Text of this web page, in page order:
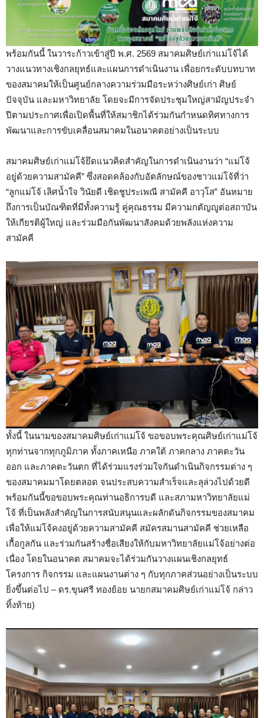
พร้อมกันนี้ ในวาระก้าวเข้าสู่ปี พ.ศ. 2569 สมาคมศิษย์เก่าแม่โจ้ได้
วางแนวทางเชิงกลยุทธ์และแผนการดำเนินงาน เพื่อยกระดับบทบาท
ของสมาคมให้เป็นศูนย์กลางความร่วมมือระหว่างศิษย์เก่า ศิษย์
ปัจจุบัน และมหาวิทยาลัย โดยจะมีการจัดประชุมใหญ่สามัญประจำ
ปีตามประกาศเพื่อเปิดพื้นที่ให้สมาชิกได้ร่วมกันกำหนดทิศทางการ
พัฒนาและการขับเคลื่อนสมาคมในอนาคตอย่างเป็นระบบ
สมาคมศิษย์เก่าแม่โจ้ยึดแนวคิดสำคัญในการดำเนินงานว่า “แม่โจ้
อยู่ด้วยความสามัคคี” ซึ่งสอดคล้องกับอัตลักษณ์ของชาวแม่โจ้ที่ว่า
“ลูกแม่โจ้ เลิศน้ำใจ วินัยดี เชิดชูประเพณี สามัคคี อาวุโส” อันหมาย
ถึงการเป็นบัณฑิตที่มีทั้งความรู้ คู่คุณธรรม มีความกตัญญูต่อสถาบัน
ให้เกียรติผู้ใหญ่ และร่วมมือกันพัฒนาสังคมด้วยพลังแห่งความ
สามัคคี
ทั้งนี้ ในนามของสมาคมศิษย์เก่าแม่โจ้ ขอขอบพระคุณศิษย์เก่าแม่โจ้
ทุกท่านจากทุกภูมิภาค ทั้งภาคเหนือ ภาคใต้ ภาคกลาง ภาคตะวัน
ออก และภาคตะวันตก ที่ได้ร่วมแรงร่วมใจกันดำเนินกิจกรรมต่าง ๆ
ของสมาคมมาโดยตลอด จนประสบความสำเร็จและลุล่วงไปด้วยดี
พร้อมกันนี้ขอขอบพระคุณท่านอธิการบดี และสภามหาวิทยาลัยแม่
โจ้ ที่เป็นพลังสำคัญในการสนับสนุนและผลักดันกิจกรรมของสมาคม
เพื่อให้แม่โจ้คงอยู่ด้วยความสามัคคี สมัครสมานสามัคคี ช่วยเหลือ
เกื้อกูลกัน และร่วมกันสร้างชื่อเสียงให้กับมหาวิทยาลัยแม่โจ้อย่างต่อ
เนื่อง โดยในอนาคต สมาคมจะได้ร่วมกันวางแผนเชิงกลยุทธ์
โครงการ กิจกรรม และแผนงานต่าง ๆ กับทุกภาคส่วนอย่างเป็นระบบ
ยิ่งขึ้นต่อไป – ดร.ขุนศรี ทองย้อย นายกสมาคมศิษย์เก่าแม่โจ้ กล่าว
ทิ้งท้าย)